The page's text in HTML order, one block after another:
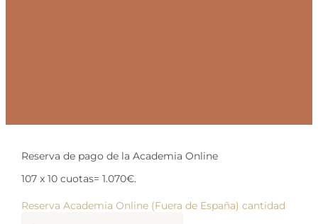
Reserva de pago de la Academia Online
107 x 10 cuotas= 1.070€.
Reserva Academia Online (Fuera de España) cantidad